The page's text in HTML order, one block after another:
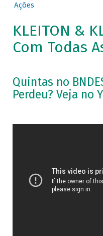
Ações
KLEITON &
Com Todas
Quintas no
Perdeu? Veja no